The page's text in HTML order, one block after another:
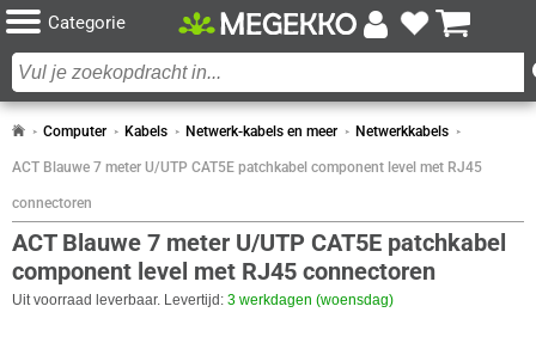
Categorie
Computer Kabels Netwerk-kabels en meer Netwerkkabels
ACT Blauwe 7 meter U/UTP CAT5E patchkabel component level met RJ45
connectoren
ACT Blauwe 7 meter U/UTP CAT5E patchkabel
component level met RJ45 connectoren
Uit voorraad leverbaar. Levertijd: 3 werkdagen (woensdag)